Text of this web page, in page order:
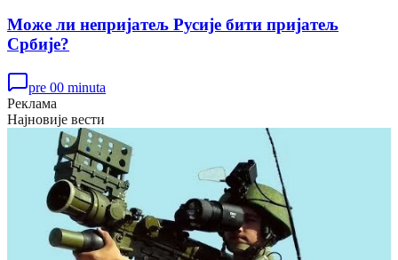
Може ли непријатељ Русије бити пријатељ
Србије?
pre 00 minuta
Реклама
Најновије вести